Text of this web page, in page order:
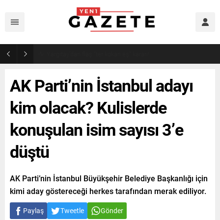
AK Parti’nin İstanbul adayı
kim olacak? Kulislerde
konuşulan isim sayısı 3’e
düştü
AK Parti’nin İstanbul Büyükşehir Belediye Başkanlığı için
kimi aday göstereceği herkes tarafından merak ediliyor.
Paylaş Tweetle Gönder